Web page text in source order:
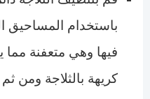
باستخدام المساحيق
فيها وهي متعفنة
كريهة بالثلاجة ومن